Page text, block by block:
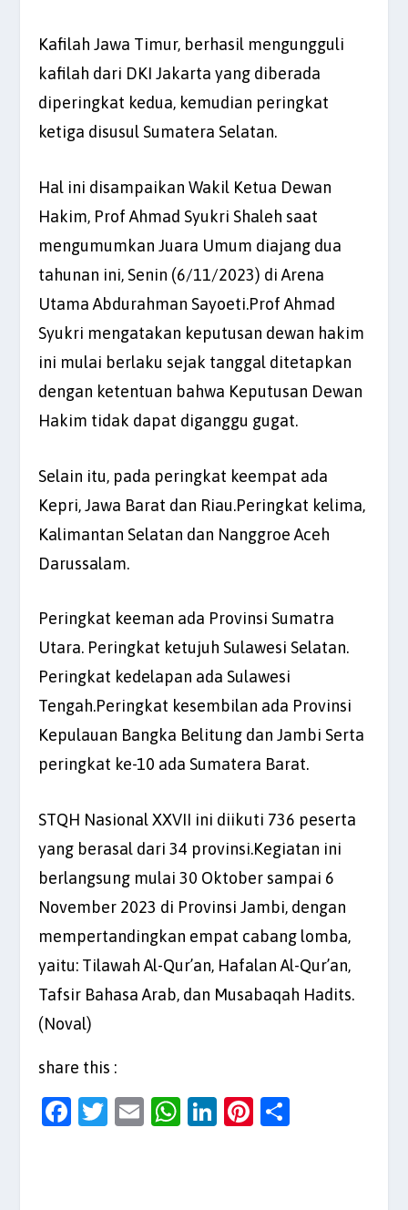
Kafilah Jawa Timur, berhasil mengungguli
kafilah dari DKI Jakarta yang diberada
diperingkat kedua, kemudian peringkat
ketiga disusul Sumatera Selatan.
Hal ini disampaikan Wakil Ketua Dewan
Hakim, Prof Ahmad Syukri Shaleh saat
mengumumkan Juara Umum diajang dua
tahunan ini, Senin (6/11/2023) di Arena
Utama Abdurahman Sayoeti.Prof Ahmad
Syukri mengatakan keputusan dewan hakim
ini mulai berlaku sejak tanggal ditetapkan
dengan ketentuan bahwa Keputusan Dewan
Hakim tidak dapat diganggu gugat.
Selain itu, pada peringkat keempat ada
Kepri, Jawa Barat dan Riau.Peringkat kelima,
Kalimantan Selatan dan Nanggroe Aceh
Darussalam.
Peringkat keeman ada Provinsi Sumatra
Utara. Peringkat ketujuh Sulawesi Selatan.
Peringkat kedelapan ada Sulawesi
Tengah.Peringkat kesembilan ada Provinsi
Kepulauan Bangka Belitung dan Jambi Serta
peringkat ke-10 ada Sumatera Barat.
STQH Nasional XXVII ini diikuti 736 peserta
yang berasal dari 34 provinsi.Kegiatan ini
berlangsung mulai 30 Oktober sampai 6
November 2023 di Provinsi Jambi, dengan
mempertandingkan empat cabang lomba,
yaitu: Tilawah Al-Qur’an, Hafalan Al-Qur’an,
Tafsir Bahasa Arab, dan Musabaqah Hadits.
(Noval)
share this :
F
T
E
W Li
Pi